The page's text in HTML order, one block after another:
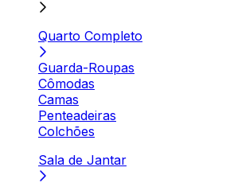
Quarto Completo
Guarda-Roupas
Cômodas
Camas
Penteadeiras
Colchões
Sala de Jantar